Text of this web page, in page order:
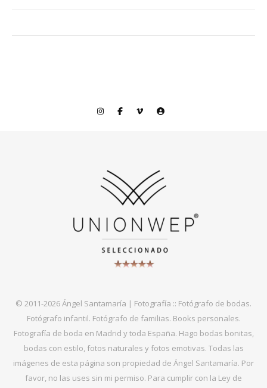
© 2011-2026 Ángel Santamaría | Fotografía :: Fotógrafo de bodas.
Fotógrafo infantil. Fotógrafo de familias. Books personales.
Fotografía de boda en Madrid y toda España. Hago bodas bonitas,
bodas con estilo, fotos naturales y fotos emotivas. Todas las
imágenes de esta página son propiedad de Ángel Santamaría. Por
favor, no las uses sin mi permiso. Para cumplir con la Ley de